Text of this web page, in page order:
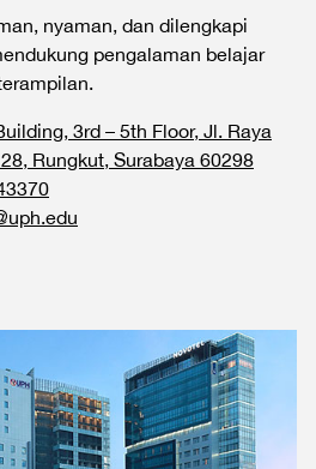
nyaman, dan dilengkapi
pengalaman belajar
3rd – 5th Floor, Jl. Raya
Rungkut, Surabaya 60298